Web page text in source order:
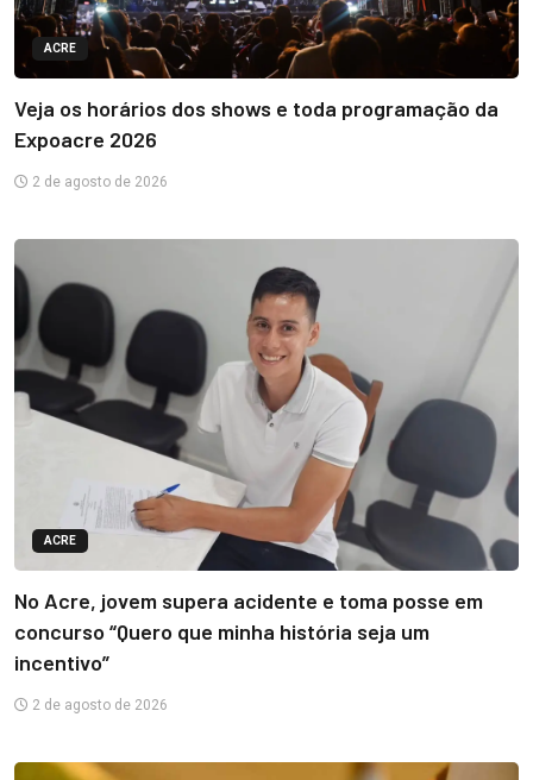
ACRE
Veja os horários dos shows e toda programação da
Expoacre 2026
2 de agosto de 2026
ACRE
No Acre, jovem supera acidente e toma posse em
concurso “Quero que minha história seja um
incentivo”
2 de agosto de 2026